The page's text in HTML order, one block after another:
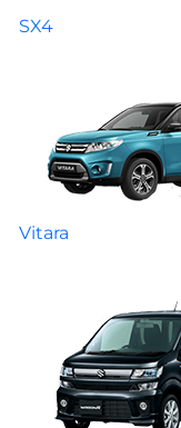
SX4
Vitara